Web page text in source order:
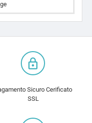
lock_outline
Sicuro Cerificato
SSL